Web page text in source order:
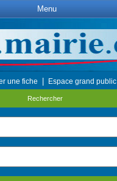
Menu
une fiche Espace grand public
Rechercher